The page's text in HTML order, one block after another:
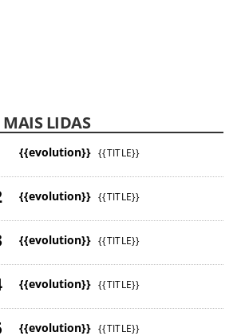
MAIS LIDAS
{{evolution}} {{TITLE}}
{{evolution}} {{TITLE}}
{{evolution}} {{TITLE}}
{{evolution}} {{TITLE}}
{{evolution}} {{TITLE}}